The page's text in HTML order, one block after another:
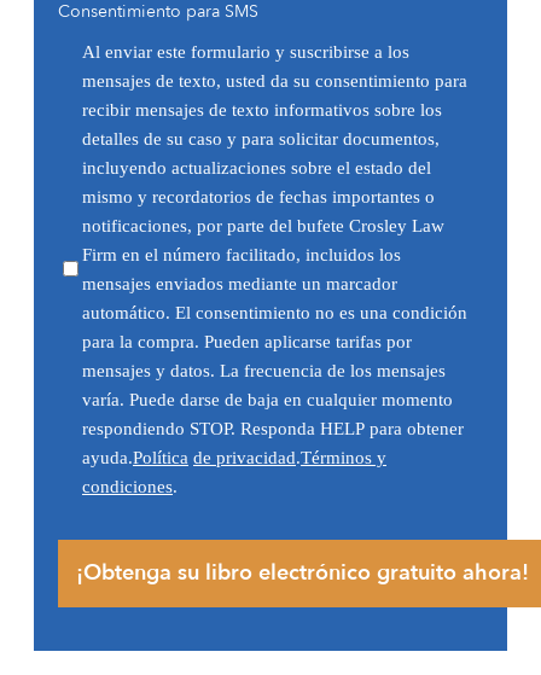
Consentimiento para SMS
Al enviar este formulario y suscribirse a los
mensajes de texto, usted da su consentimiento para
recibir mensajes de texto informativos sobre los
detalles de su caso y para solicitar documentos,
incluyendo actualizaciones sobre el estado del
mismo y recordatorios de fechas importantes o
notificaciones, por parte del bufete Crosley Law
Firm en el número facilitado, incluidos los
mensajes enviados mediante un marcador
automático. El consentimiento no es una condición
para la compra. Pueden aplicarse tarifas por
mensajes y datos. La frecuencia de los mensajes
varía. Puede darse de baja en cualquier momento
respondiendo STOP. Responda HELP para obtener
ayuda.Política de privacidad.Términos y
condiciones.